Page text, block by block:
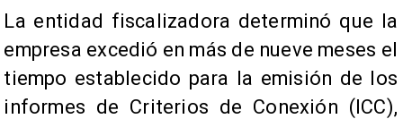
La entidad fiscalizadora determinó que la
empresa excedió en más de nueve meses el
tiempo establecido para la emisión de los
informes de Criterios de Conexión (ICC),